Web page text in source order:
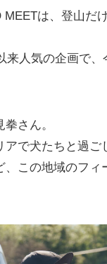
MEETは、登山だ
来人気の企画で、
さん。
アで犬たちと過ご
、この地域のフィ